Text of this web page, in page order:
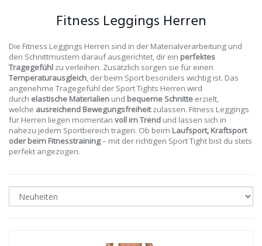
Fitness Leggings Herren
Die Fitness Leggings Herren sind in der Materialverarbeitung und
den Schnittmustern darauf ausgerichtet, dir ein perfektes
Tragegefühl zu verleihen. Zusätzlich sorgen sie für einen
Temperaturausgleich, der beim Sport besonders wichtig ist. Das
angenehme Tragegefühl der Sport Tights Herren wird
durch elastische Materialien und bequeme Schnitte erzielt,
welche ausreichend Bewegungsfreiheitzulassen. Fitness Leggings
für Herren liegen momentan voll im Trend und lassen sich in
nahezu jedem Sportbereich tragen. Ob beim Laufsport, Kraftsport
oder beim Fitnesstraining– mit der richtigen Sport Tight bist du stets
perfekt angezogen.